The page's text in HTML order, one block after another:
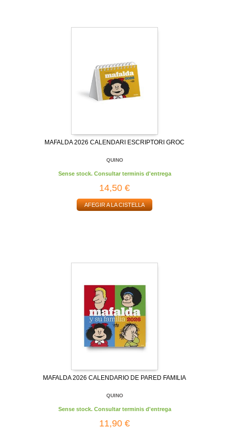
MAFALDA 2026 CALENDARI ESCRIPTORI GROC
QUINO
Sense stock. Consultar terminis d'entrega
14,50 €
AFEGIR A LA CISTELLA
MAFALDA 2026 CALENDARIO DE PARED FAMILIA
QUINO
Sense stock. Consultar terminis d'entrega
11,90 €